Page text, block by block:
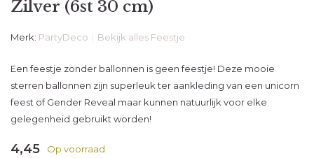
Zilver (6st 30 cm)
Merk: PartyDeco Bekijk alles Feestje
Een feestje zonder ballonnen is geen feestje! Deze mooie
sterren ballonnen zijn superleuk ter aankleding van een unicorn
feest of Gender Reveal maar kunnen natuurlijk voor elke
gelegenheid gebruikt worden!
4,45 Op voorraad